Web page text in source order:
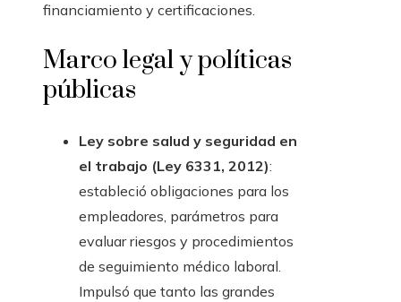
financiamiento y certificaciones.
Marco legal y políticas
públicas
Ley sobre salud y seguridad en
el trabajo (Ley 6331, 2012):
estableció obligaciones para los
empleadores, parámetros para
evaluar riesgos y procedimientos
de seguimiento médico laboral.
Impulsó que tanto las grandes